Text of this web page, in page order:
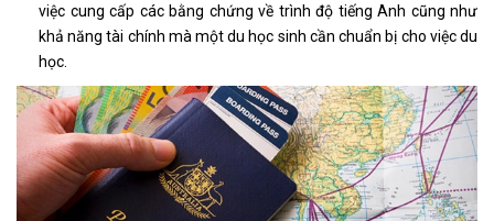
việc cung cấp các bằng chứng về trình độ tiếng Anh cũng như
khả năng tài chính mà một du học sinh cần chuẩn bị cho việc du
học.